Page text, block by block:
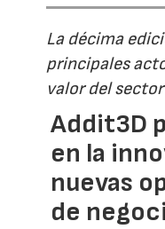
La décima
principales
valor del sector
Addit3D
en la
nuevas
de